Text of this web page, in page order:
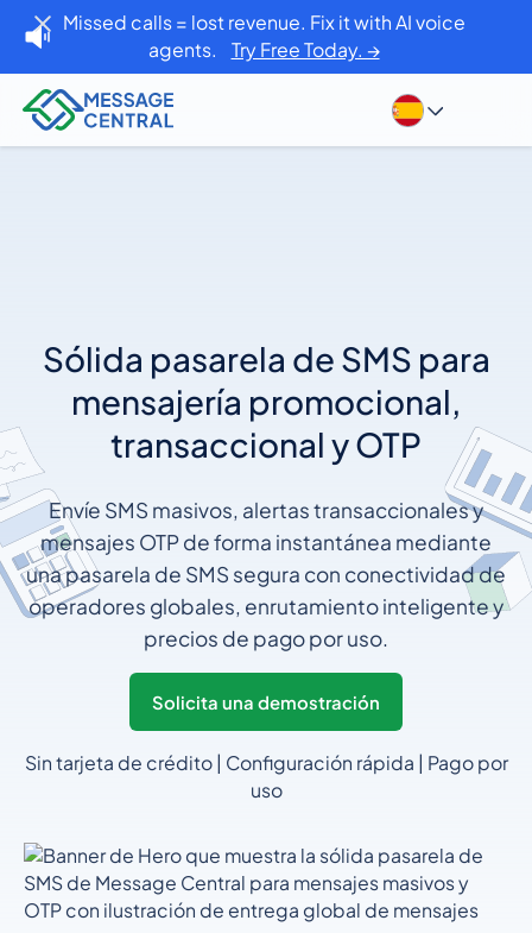
Missed calls = lost revenue. Fix it with AI voice
agents. Try Free Today. →
Sólida pasarela de SMS para
mensajería promocional,
transaccional y OTP
Envíe SMS masivos, alertas transaccionales y
mensajes OTP de forma instantánea mediante
una pasarela de SMS segura con conectividad de
operadores globales, enrutamiento inteligente y
precios de pago por uso.
Solicita una demostración
Sin tarjeta de crédito | Configuración rápida | Pago por
uso